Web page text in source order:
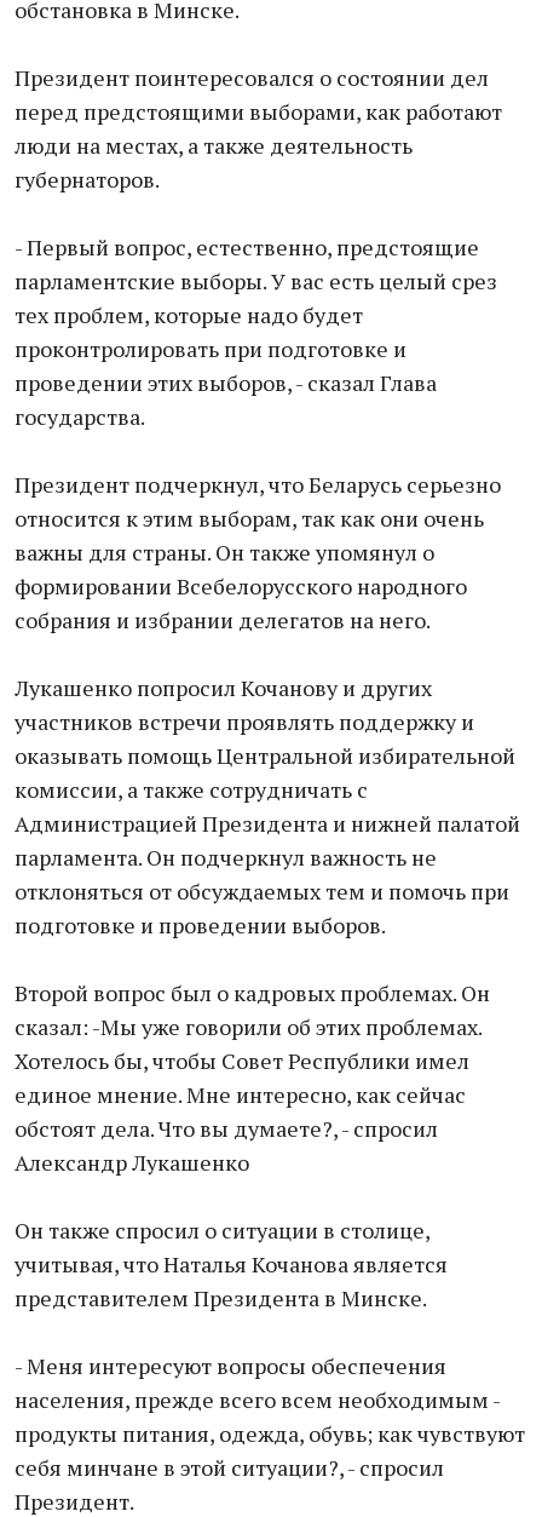
обстановка в Минске.
Президент поинтересовался о состоянии дел
перед предстоящими выборами, как работают
люди на местах, а также деятельность
губернаторов.
- Первый вопрос, естественно, предстоящие
парламентские выборы. У вас есть целый срез
тех проблем, которые надо будет
проконтролировать при подготовке и
проведении этих выборов, - сказал Глава
государства.
Президент подчеркнул, что Беларусь серьезно
относится к этим выборам, так как они очень
важны для страны. Он также упомянул о
формировании Всебелорусского народного
собрания и избрании делегатов на него.
Лукашенко попросил Кочанову и других
участников встречи проявлять поддержку и
оказывать помощь Центральной избирательной
комиссии, а также сотрудничать с
Администрацией Президента и нижней палатой
парламента. Он подчеркнул важность не
отклоняться от обсуждаемых тем и помочь при
подготовке и проведении выборов.
Второй вопрос был о кадровых проблемах. Он
сказал: -Мы уже говорили об этих проблемах.
Хотелось бы, чтобы Совет Республики имел
единое мнение. Мне интересно, как сейчас
обстоят дела. Что вы думаете?, - спросил
Александр Лукашенко
Он также спросил о ситуации в столице,
учитывая, что Наталья Кочанова является
представителем Президента в Минске.
- Меня интересуют вопросы обеспечения
населения, прежде всего всем необходимым -
продукты питания, одежда, обувь; как чувствуют
себя минчане в этой ситуации?, - спросил
Президент.